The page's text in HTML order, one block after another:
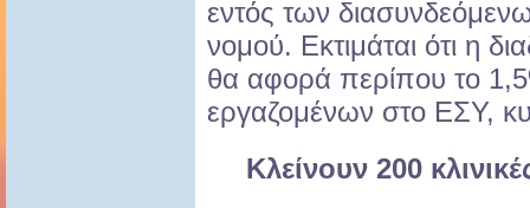
εντός των
νομού. Εκτιμάται ότι η
θα αφορά περίπου το
εργαζομένων στο ΕΣΥ,
Κλείνουν 200